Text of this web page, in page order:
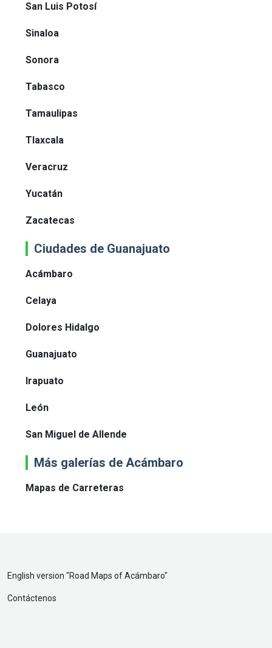
San Luis Potosí
Sinaloa
Sonora
Tabasco
Tamaulipas
Tlaxcala
Veracruz
Yucatán
Zacatecas
Ciudades de Guanajuato
Acámbaro
Celaya
Dolores Hidalgo
Guanajuato
Irapuato
León
San Miguel de Allende
Más galerías de Acámbaro
Mapas de Carreteras
English version "Road Maps of Acámbaro"
Contáctenos